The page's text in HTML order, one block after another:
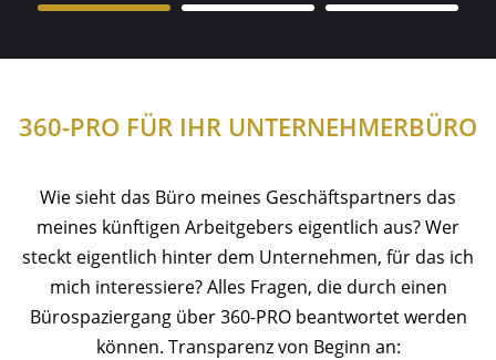
360-PRO FÜR IHR UNTERNEHMERBÜRO
Wie sieht das Büro meines Geschäftspartners das
meines künftigen Arbeitgebers eigentlich aus? Wer
steckt eigentlich hinter dem Unternehmen, für das ich
mich interessiere? Alles Fragen, die durch einen
Bürospaziergang über 360-PRO beantwortet werden
können. Transparenz von Beginn an: